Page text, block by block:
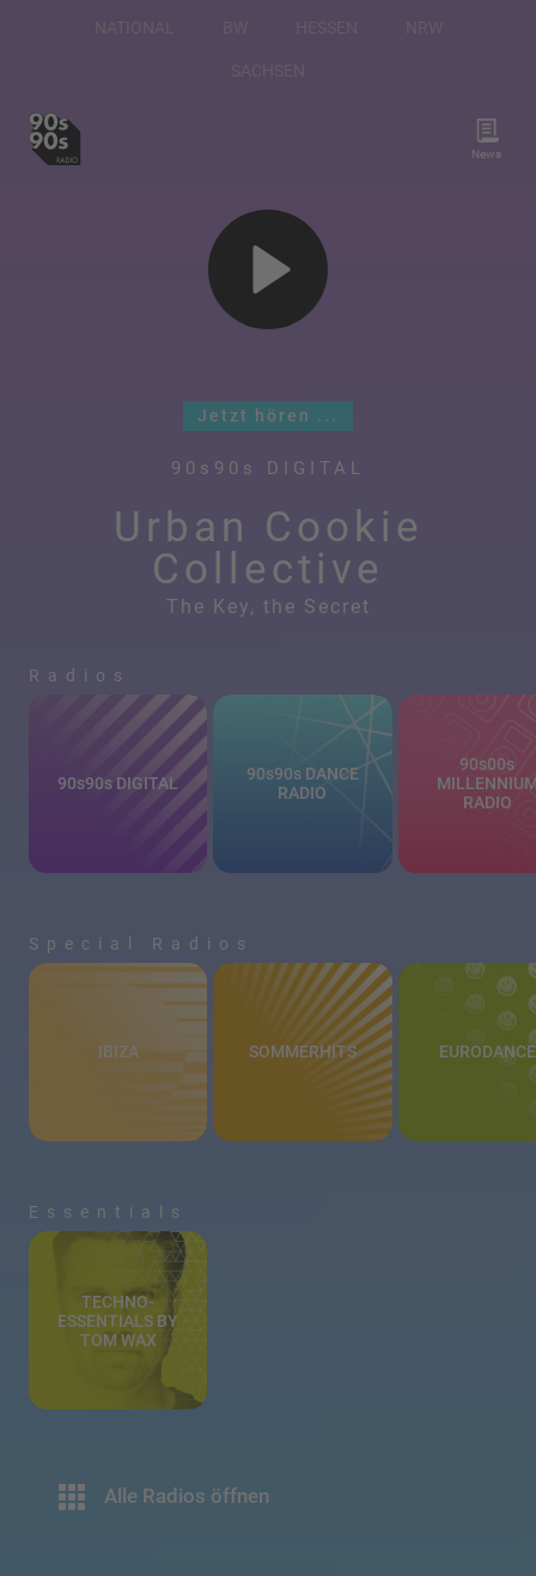
News
Jetzt hören ...
90s90s DIGITAL
Urban Cookie
Collective
The Key, the Secret
Radios
90s90s DIGITAL
90s90s DANCE
RADIO
90s00s
RADIO
Special Radios
IBIZA SOMMERHITS EURODANCE
Essentials
TECHNO-
ESSENTIALS BY
TOM WAX
Alle Radios öffnen